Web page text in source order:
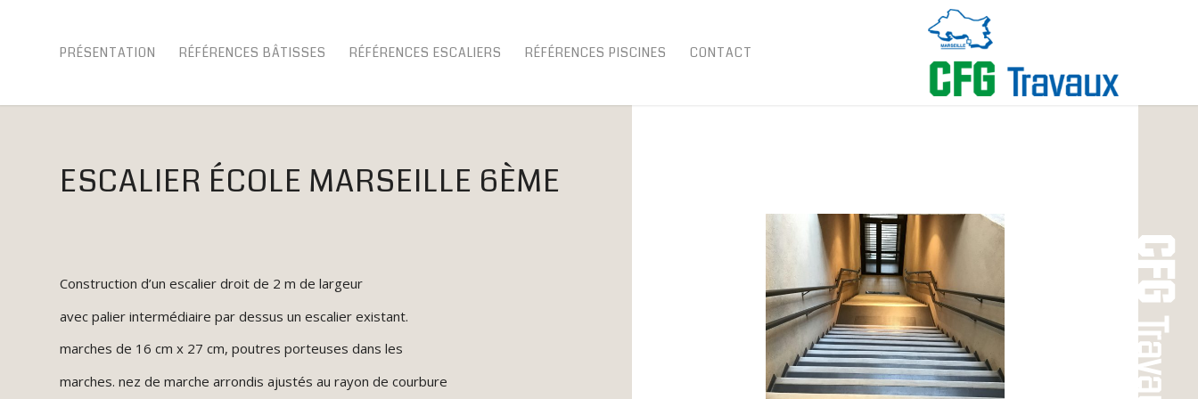
PRÉSENTATION RÉFÉRENCES BÂTISSES RÉFÉRENCES ESCALIERS RÉFÉRENCES PISCINES CONTACT
ESCALIER ÉCOLE MARSEILLE 6ÈME
Construction d’un escalier droit de 2 m de largeur
avec palier intermédiaire par dessus un escalier existant.
marches de 16 cm x 27 cm, poutres porteuses dans les
marches. nez de marche arrondis ajustés au rayon de courbure